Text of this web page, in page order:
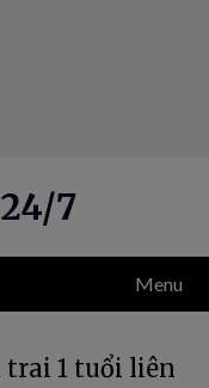
7
Menu
trai 1 tuổi liên